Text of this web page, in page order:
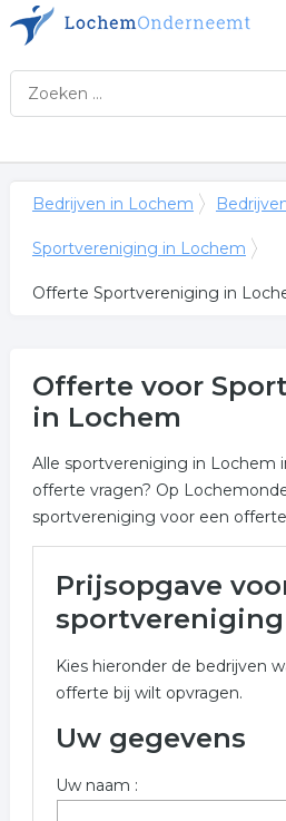
Bedrijven in Lochem
Sportvereniging in Lochem
Offerte Sportvereniging in
Offerte voor
in Lochem
Alle sportvereniging in Lochem
offerte vragen? Op
sportvereniging voor een
Lochem
sportvereniging gerelateerde
van Lochem voor een
Vul onderstaand formulier zo
in de plaats Lochem . De
Prijsopgave
Kies hieronder de bedrijven
offerte bij wilt opvragen.
Uw gegevens
Uw naam :